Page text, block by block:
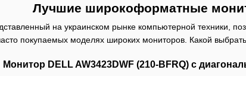
Лучшие широкоформатные
на украинском рынке компьютерной техники,
покупаемых моделях широких мониторов. Какой
Монитор DELL AW3423DWF (210-BFRQ) с